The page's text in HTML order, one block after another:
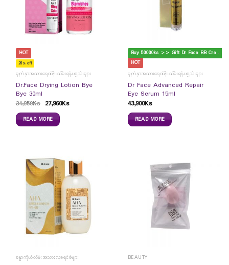
HOT
20% off
မျက်နှာအသားရေထိန်းသိမ်းရန်ပစ္စည်းများ
Dr.Face Drying Lotion Bye
Bye 30ml
34,950Ks 27,960Ks
READ MORE
B
uy 50000ks >> Gift Dr Face BB Cream
HOT
မျက်နှာအသားရေထိန်းသိမ်းရန်ပစ္စည်းများ
Dr Face Advanced Repair
Eye Serum 15ml
43,900Ks
READ MORE
ခန္ဓာကိုယ်လိမ်းအသားလှခရင်ခ်များ BEAUTY